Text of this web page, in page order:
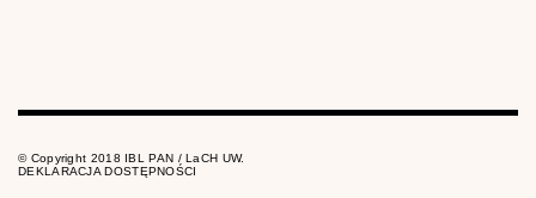
© Copyright 2018 IBL PAN / LaCH UW.
DEKLARACJA DOSTĘPNOŚCI